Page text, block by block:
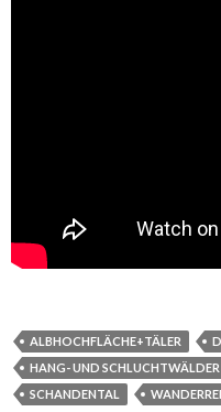
ALBHOCHFLÄCHE+TÄLER
HANG- UND SCHLUCHTWÄLDER
SCHANDENTAL